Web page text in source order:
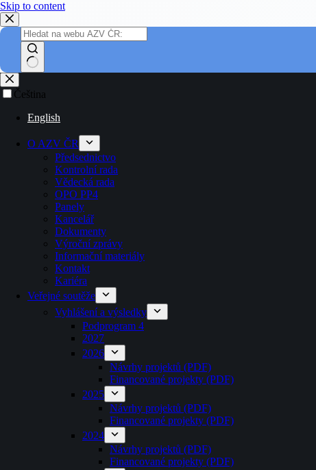
Skip to content
Čeština
English
O AZV ČR
Předsednictvo
Kontrolní rada
Vědecká rada
OPO PP4
Panely
Kancelář
Dokumenty
Výroční zprávy
Informační materiály
Kontakt
Kariéra
Veřejné soutěže
Vyhlášení a výsledky
Podprogram 4
2027
2026
Návrhy projektů (PDF)
Financované projekty (PDF)
2025
Návrhy projektů (PDF)
Financované projekty (PDF)
2024
Návrhy projektů (PDF)
Financované projekty (PDF)